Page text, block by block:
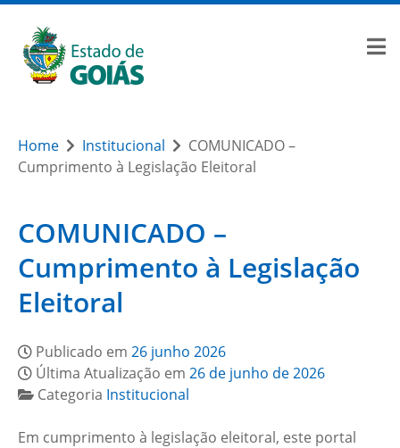
Home Institucional
COMUNICADO –
Cumprimento à Legislação Eleitoral
COMUNICADO –
Cumprimento à Legislação
Eleitoral
Publicado em 26 junho 2026
Última Atualização em 26 de junho de 2026
Categoria Institucional
Em cumprimento à legislação eleitoral, este portal